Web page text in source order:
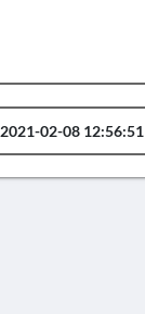
2021-02-08 12:56:51